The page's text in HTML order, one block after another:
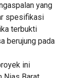
yang
spesifikasi
terbukti
berujung pada
ini